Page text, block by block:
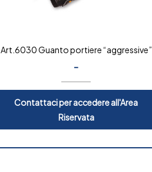
Art.6030 Guanto portiere “aggressive”
-
Contattaci per accedere all'Area
Riservata